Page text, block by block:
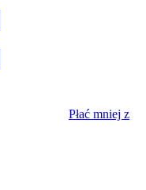
Płać mniej z